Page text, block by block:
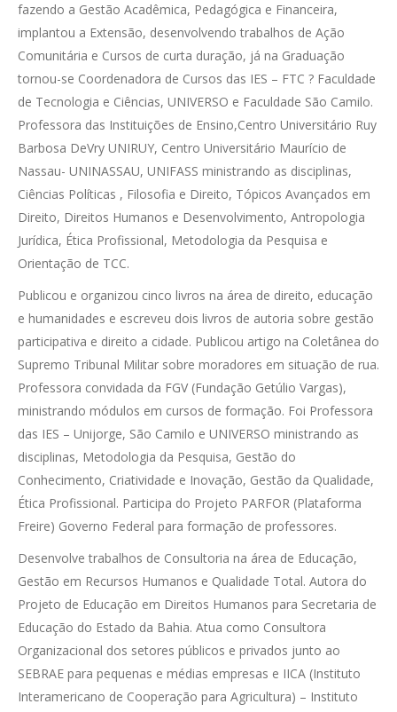
fazendo a Gestão Acadêmica, Pedagógica e Financeira,
implantou a Extensão, desenvolvendo trabalhos de Ação
Comunitária e Cursos de curta duração, já na Graduação
tornou-se Coordenadora de Cursos das IES – FTC ? Faculdade
de Tecnologia e Ciências, UNIVERSO e Faculdade São Camilo.
Professora das Instituições de Ensino,Centro Universitário Ruy
Barbosa DeVry UNIRUY, Centro Universitário Maurício de
Nassau- UNINASSAU, UNIFASS ministrando as disciplinas,
Ciências Políticas , Filosofia e Direito, Tópicos Avançados em
Direito, Direitos Humanos e Desenvolvimento, Antropologia
Jurídica, Ética Profissional, Metodologia da Pesquisa e
Orientação de TCC.
Publicou e organizou cinco livros na área de direito, educação
e humanidades e escreveu dois livros de autoria sobre gestão
participativa e direito a cidade. Publicou artigo na Coletânea do
Supremo Tribunal Militar sobre moradores em situação de rua.
Professora convidada da FGV (Fundação Getúlio Vargas),
ministrando módulos em cursos de formação. Foi Professora
das IES – Unijorge, São Camilo e UNIVERSO ministrando as
disciplinas, Metodologia da Pesquisa, Gestão do
Conhecimento, Criatividade e Inovação, Gestão da Qualidade,
Ética Profissional. Participa do Projeto PARFOR (Plataforma
Freire) Governo Federal para formação de professores.
Desenvolve trabalhos de Consultoria na área de Educação,
Gestão em Recursos Humanos e Qualidade Total. Autora do
Projeto de Educação em Direitos Humanos para Secretaria de
Educação do Estado da Bahia. Atua como Consultora
Organizacional dos setores públicos e privados junto ao
SEBRAE para pequenas e médias empresas e IICA (Instituto
Interamericano de Cooperação para Agricultura) – Instituto